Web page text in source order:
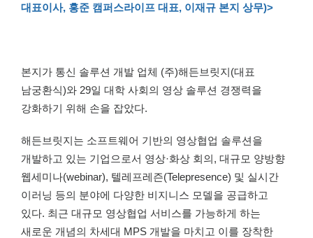
대표이사, 홍준 캠퍼스라이프 대표, 이재규 본지 상무)>
본지가 통신 솔루션 개발 업체 (주)해든브릿지(대표
남궁환식)와 29일 대학 사회의 영상 솔루션 경쟁력을
강화하기 위해 손을 잡았다.
해든브릿지는 소프트웨어 기반의 영상협업 솔루션을
개발하고 있는 기업으로서 영상·화상 회의, 대규모 양방향
웹세미나(webinar), 텔레프레즌(Telepresence) 및 실시간
이러닝 등의 분야에 다양한 비지니스 모델을 공급하고
있다. 최근 대규모 영상협업 서비스를 가능하게 하는
새로운 개념의 차세대 MPS 개발을 마치고 이를 장착한